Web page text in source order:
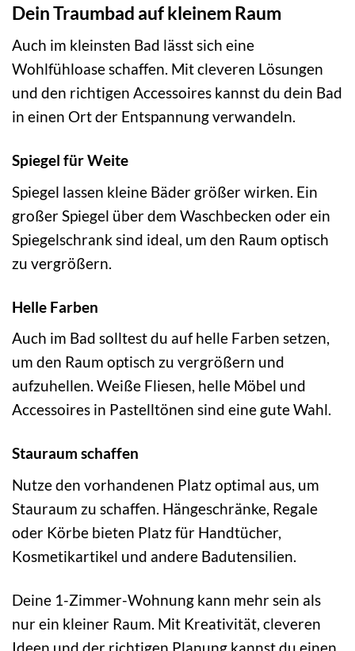
Dein Traumbad auf kleinem Raum
Auch im kleinsten Bad lässt sich eine
Wohlfühloase schaffen. Mit cleveren Lösungen
und den richtigen Accessoires kannst du dein Bad
in einen Ort der Entspannung verwandeln.
Spiegel für Weite
Spiegel lassen kleine Bäder größer wirken. Ein
großer Spiegel über dem Waschbecken oder ein
Spiegelschrank sind ideal, um den Raum optisch
zu vergrößern.
Helle Farben
Auch im Bad solltest du auf helle Farben setzen,
um den Raum optisch zu vergrößern und
aufzuhellen. Weiße Fliesen, helle Möbel und
Accessoires in Pastelltönen sind eine gute Wahl.
Stauraum schaffen
Nutze den vorhandenen Platz optimal aus, um
Stauraum zu schaffen. Hängeschränke, Regale
oder Körbe bieten Platz für Handtücher,
Kosmetikartikel und andere Badutensilien.
Deine 1-Zimmer-Wohnung kann mehr sein als
nur ein kleiner Raum. Mit Kreativität, cleveren
Ideen und der richtigen Planung kannst du einen